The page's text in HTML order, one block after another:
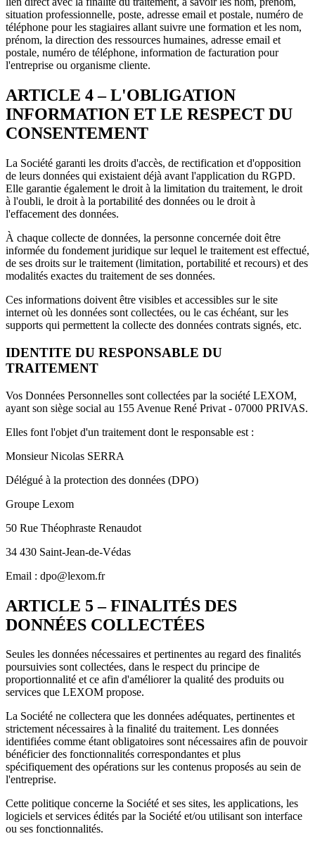
situation professionnelle, poste, adresse email et postale, numéro de
téléphone pour les stagiaires allant suivre une formation et les nom,
prénom, la direction des ressources humaines, adresse email et
postale, numéro de téléphone, information de facturation pour
l'entreprise ou organisme cliente.
ARTICLE 4 – L'OBLIGATION
INFORMATION ET LE RESPECT DU
CONSENTEMENT
La Société garanti les droits d'accès, de rectification et d'opposition
de leurs données qui existaient déjà avant l'application du RGPD.
Elle garantie également le droit à la limitation du traitement, le droit
à l'oubli, le droit à la portabilité des données ou le droit à
l'effacement des données.
À chaque collecte de données, la personne concernée doit être
informée du fondement juridique sur lequel le traitement est effectué,
de ses droits sur le traitement (limitation, portabilité et recours) et des
modalités exactes du traitement de ses données.
Ces informations doivent être visibles et accessibles sur le site
internet où les données sont collectées, ou le cas échéant, sur les
supports qui permettent la collecte des données contrats signés, etc.
IDENTITE DU RESPONSABLE DU
TRAITEMENT
Vos Données Personnelles sont collectées par la société LEXOM,
ayant son siège social au 155 Avenue René Privat - 07000 PRIVAS.
Elles font l'objet d'un traitement dont le responsable est :
Monsieur Nicolas SERRA
Délégué à la protection des données (DPO)
Groupe Lexom
50 Rue Théophraste Renaudot
34 430 Saint-Jean-de-Védas
Email : dpo@lexom.fr
ARTICLE 5 – FINALITÉS DES
DONNÉES COLLECTÉES
Seules les données nécessaires et pertinentes au regard des finalités
poursuivies sont collectées, dans le respect du principe de
proportionnalité et ce afin d'améliorer la qualité des produits ou
services que LEXOM propose.
La Société ne collectera que les données adéquates, pertinentes et
strictement nécessaires à la finalité du traitement. Les données
identifiées comme étant obligatoires sont nécessaires afin de pouvoir
bénéficier des fonctionnalités correspondantes et plus
spécifiquement des opérations sur les contenus proposés au sein de
l'entreprise.
Cette politique concerne la Société et ses sites, les applications, les
logiciels et services édités par la Société et/ou utilisant son interface
ou ses fonctionnalités.